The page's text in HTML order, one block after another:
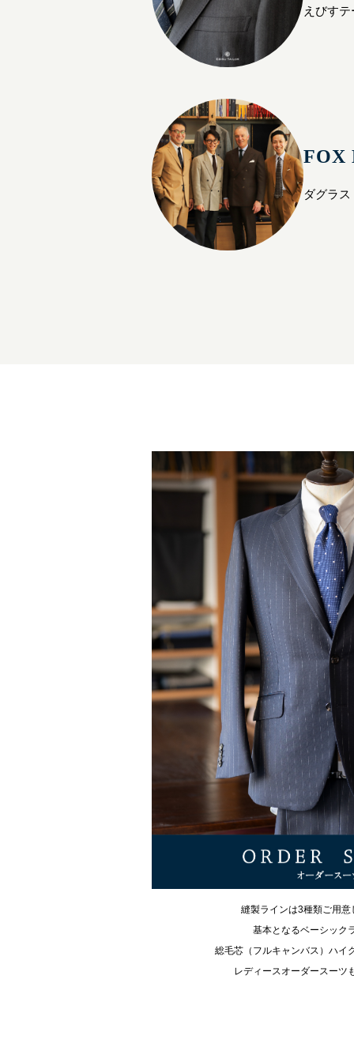
えびす
FOX
ダグラ
縫製ラインは3種類ご用意
基本となるベーシック
総毛芯（フルキャンバス）ハイ
レディースオーダースーツ